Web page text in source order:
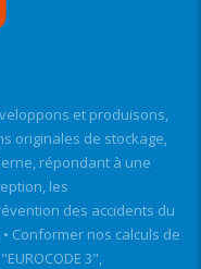
et produisons,
originales de stockage,
répondant à une
les
des accidents du
Conformer nos calculs de
3",